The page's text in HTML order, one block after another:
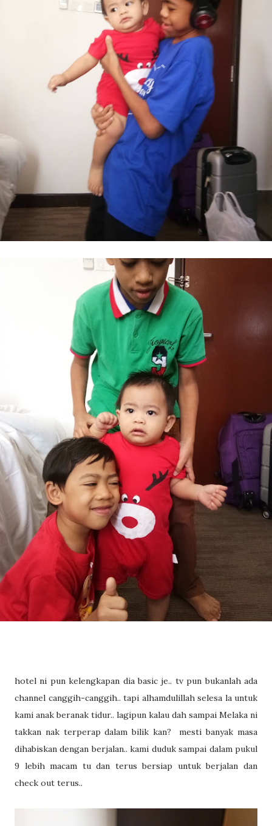
hotel ni pun kelengkapan dia basic je.. tv pun bukanlah ada
channel canggih-canggih.. tapi alhamdulillah selesa la untuk
kami anak beranak tidur.. lagipun kalau dah sampai Melaka ni
takkan nak terperap dalam bilik kan? mesti banyak masa
dihabiskan dengan berjalan.. kami duduk sampai dalam pukul
9 lebih macam tu dan terus bersiap untuk berjalan dan
check out terus..